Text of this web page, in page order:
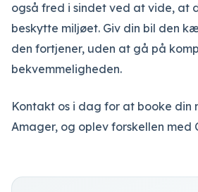
også fred i sindet ved at vide, at
beskytte miljøet. Giv din bil den
den fortjener, uden at gå på
bekvemmeligheden.
Kontakt os i dag for at booke din
Amager, og oplev forskellen med